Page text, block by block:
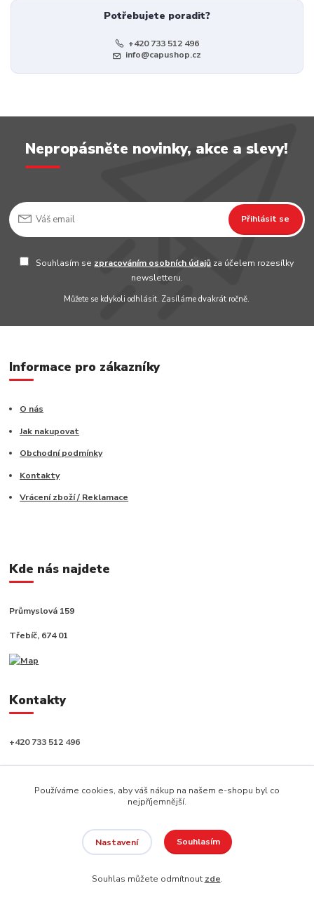
Potřebujete poradit?
+420 733 512 496
info@capushop.cz
Nepropásněte novinky, akce a slevy!
Přihlásit se
Souhlasím se zpracováním osobních údajů za účelem rozesílky
newsletteru.
Můžete se kdykoli odhlásit. Zasíláme dvakrát ročně.
Informace pro zákazníky
O nás
Jak nakupovat
Obchodní podmínky
Kontakty
Vrácení zboží / Reklamace
Kde nás najdete
Průmyslová 159
Třebíč, 674 01
Kontakty
+420 733 512 496
info@capushop.cz
Vytvořeno na
Eshop-rychle.cz
Používáme cookies, aby váš nákup na našem e-shopu byl co
nejpříjemnější.
Nastavení Souhlasím
Souhlas můžete odmítnout zde.